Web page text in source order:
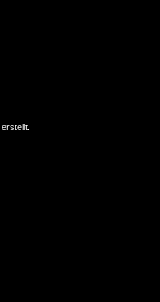
erstellt.